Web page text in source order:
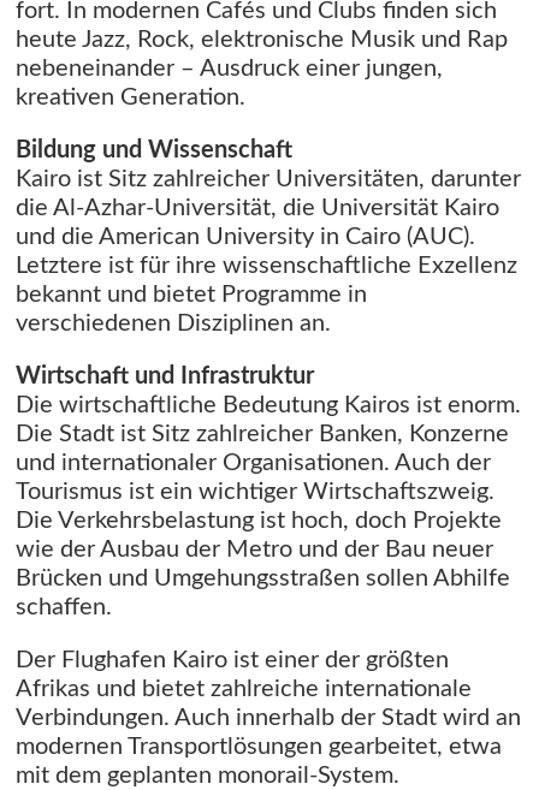
fort. In modernen Cafés und Clubs finden sich
heute Jazz, Rock, elektronische Musik und Rap
nebeneinander – Ausdruck einer jungen,
kreativen Generation.
Bildung und Wissenschaft
Kairo ist Sitz zahlreicher Universitäten, darunter
die Al-Azhar-Universität, die Universität Kairo
und die American University in Cairo (AUC).
Letztere ist für ihre wissenschaftliche Exzellenz
bekannt und bietet Programme in
verschiedenen Disziplinen an.
Wirtschaft und Infrastruktur
Die wirtschaftliche Bedeutung Kairos ist enorm.
Die Stadt ist Sitz zahlreicher Banken, Konzerne
und internationaler Organisationen. Auch der
Tourismus ist ein wichtiger Wirtschaftszweig.
Die Verkehrsbelastung ist hoch, doch Projekte
wie der Ausbau der Metro und der Bau neuer
Brücken und Umgehungsstraßen sollen Abhilfe
schaffen.
Der Flughafen Kairo ist einer der größten
Afrikas und bietet zahlreiche internationale
Verbindungen. Auch innerhalb der Stadt wird an
modernen Transportlösungen gearbeitet, etwa
mit dem geplanten monorail-System.